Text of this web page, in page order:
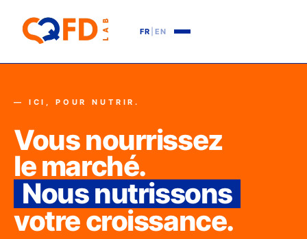
FR EN
— ICI, POUR NUTRIR.
Vous nourrissez
le marché.
Nous nutrissons
votre croissance.